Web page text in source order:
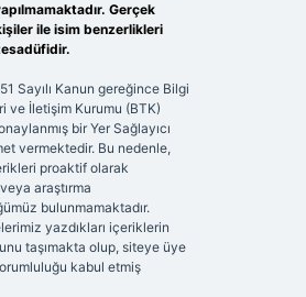
Gerçek
ile isim benzerlikleri
Sayılı Kanun gereğince Bilgi
ve İletişim Kurumu (BTK)
bir Yer Sağlayıcı
vermektedir. Bu nedenle,
proaktif olarak
araştırma
bulunmamaktadır.
yazdıkları içeriklerin
taşımakta olup, siteye üye
kabul etmiş